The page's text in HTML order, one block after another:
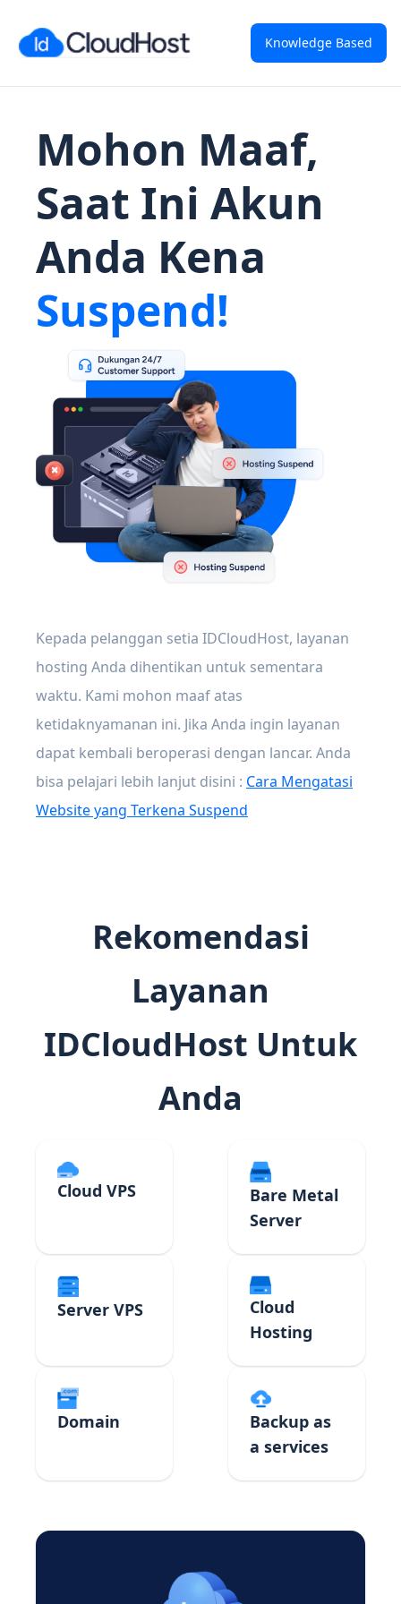
Knowledge Based
Mohon Maaf,
Saat Ini Akun
Anda Kena
Suspend!
Kepada pelanggan setia IDCloudHost, layanan
hosting Anda dihentikan untuk sementara
waktu. Kami mohon maaf atas
ketidaknyamanan ini. Jika Anda ingin layanan
dapat kembali beroperasi dengan lancar. Anda
bisa pelajari lebih lanjut disini : Cara Mengatasi
Website yang Terkena Suspend
Rekomendasi
Layanan
IDCloudHost Untuk
Anda
Cloud VPS
Bare Metal
Server
Server VPS
Cloud
Hosting
Domain
Backup as
a services